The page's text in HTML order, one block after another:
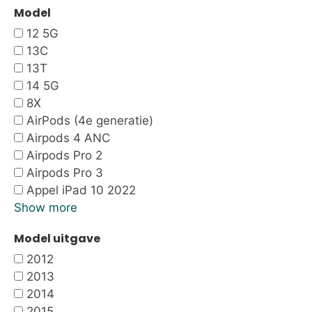
Model
12 5G
13C
13T
14 5G
8X
AirPods (4e generatie)
Airpods 4 ANC
Airpods Pro 2
Airpods Pro 3
Appel iPad 10 2022
Show more
Model uitgave
2012
2013
2014